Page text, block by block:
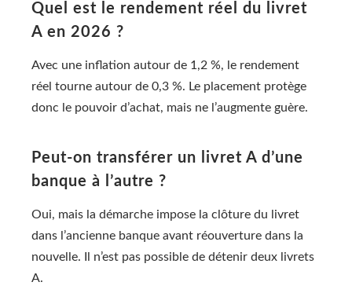
Quel est le rendement réel du livret
A en 2026 ?
Avec une inflation autour de 1,2 %, le rendement
réel tourne autour de 0,3 %. Le placement protège
donc le pouvoir d’achat, mais ne l’augmente guère.
Peut-on transférer un livret A d’une
banque à l’autre ?
Oui, mais la démarche impose la clôture du livret
dans l’ancienne banque avant réouverture dans la
nouvelle. Il n’est pas possible de détenir deux livrets
A.